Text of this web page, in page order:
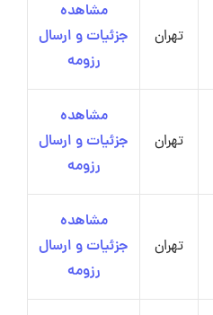
تهران
مشاهده
جزئیات و ارسال
رزومه
تهران
مشاهده
جزئیات و ارسال
رزومه
تهران
مشاهده
جزئیات و ارسال
رزومه